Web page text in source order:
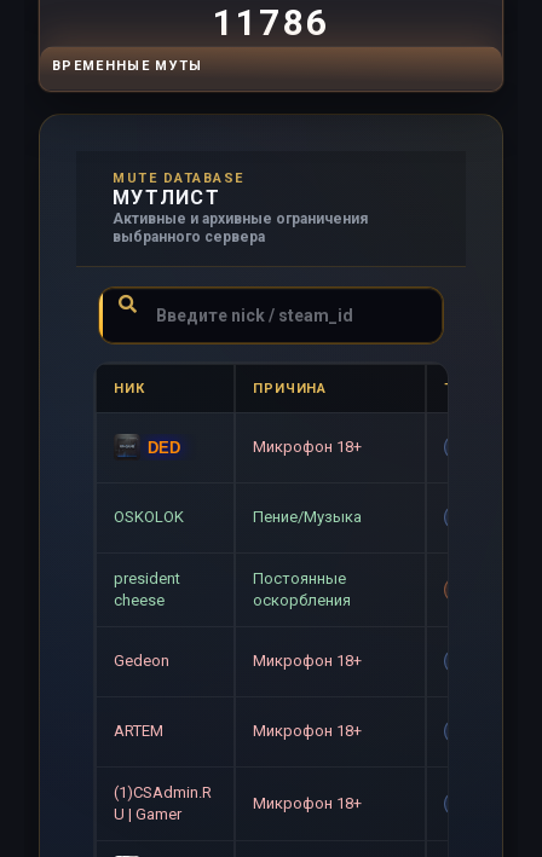
11786
ВРЕМЕННЫЕ МУТЫ
MUTE DATABASE
МУТЛИСТ
Активные и архивные ограничения
выбранного сервера
НИК ПРИЧИНА ТИП
DED Микрофон 18+
OSKOLOK Пение/Музыка
president
cheese
Постоянные
оскорбления
Gedeon Микрофон 18+
ARTEM Микрофон 18+
(1)CSAdmin.R
U | Gamer
Микрофон 18+